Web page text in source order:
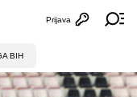
Otvori
Prijava
BIH